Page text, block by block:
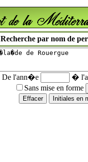
Recherche par nom de
De l'ann�e
�
Sans mise en forme